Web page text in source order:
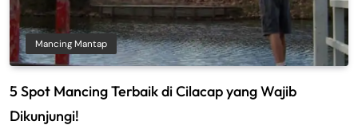
Mancing Mantap
5 Spot Mancing Terbaik di Cilacap yang Wajib
Dikunjungi!